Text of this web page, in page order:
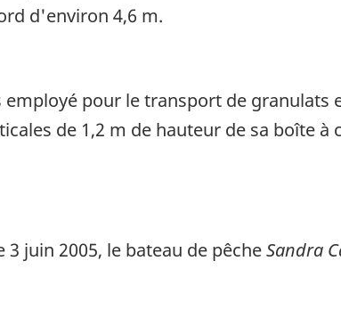
d'environ 4,6 m.
pour le transport de granulats
de 1,2 m de hauteur de sa boîte
bas de page
3 juin 2005, le bateau de pêcheSandra